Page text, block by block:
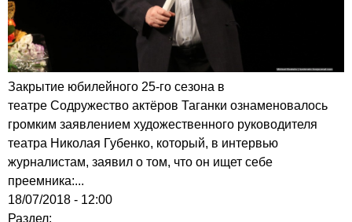
Закрытие юбилейного 25-го сезона в
театре Содружество актёров Таганки ознаменовалось
громким заявлением художественного руководителя
театра Николая Губенко, который, в интервью
журналистам, заявил о том, что он ищет себе
преемника:...
18/07/2018 - 12:00
Раздел: